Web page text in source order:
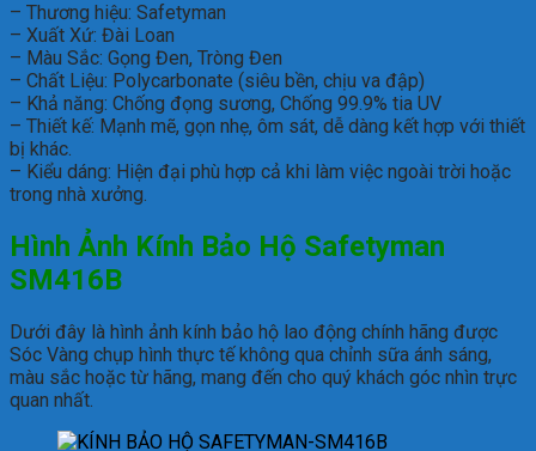
– Thương hiệu: Safetyman
– Xuất Xứ: Đài Loan
– Màu Sắc: Gọng Đen, Tròng Đen
– Chất Liệu: Polycarbonate (siêu bền, chịu va đập)
– Khả năng: Chống đọng sương, Chống 99.9% tia UV
– Thiết kế: Mạnh mẽ, gọn nhẹ, ôm sát, dễ dàng kết hợp với thiết
bị khác.
– Kiểu dáng: Hiện đại phù hợp cả khi làm việc ngoài trời hoặc
trong nhà xưởng.
Hình Ảnh Kính Bảo Hộ Safetyman
SM416B
Dưới đây là hình ảnh kính bảo hộ lao động chính hãng được
Sóc Vàng chụp hình thực tế không qua chỉnh sữa ánh sáng,
màu sắc hoặc từ hãng, mang đến cho quý khách góc nhìn trực
quan nhất.